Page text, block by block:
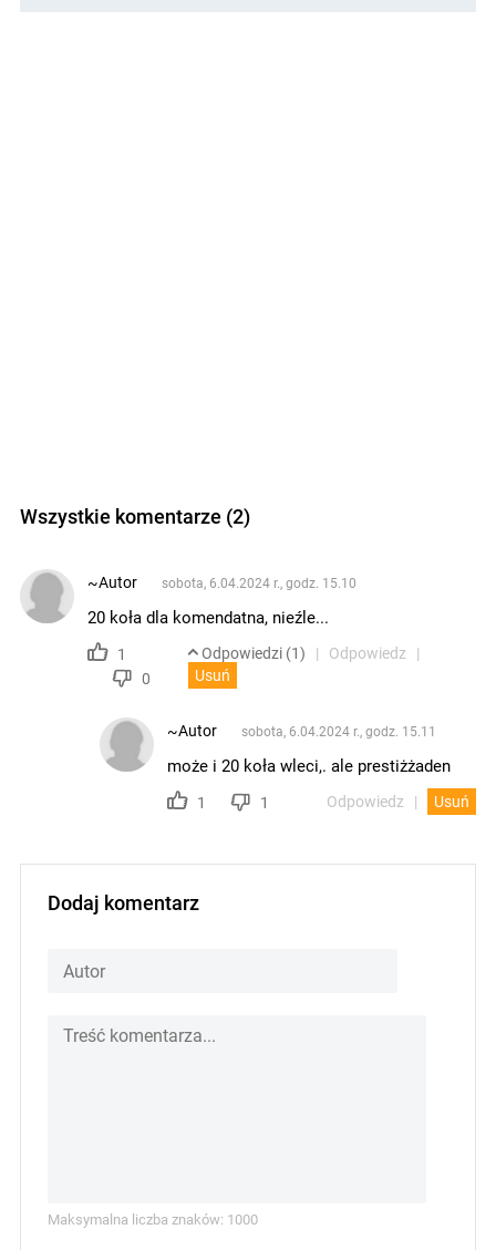
Wszystkie komentarze (2)
~Autor sobota, 6.04.2024 r., godz. 15.10
20 koła dla komendatna, nieźle...
1
0
Odpowiedzi (1)
Odpowiedz
Usuń
~Autor sobota, 6.04.2024 r., godz. 15.11
może i 20 koła wleci,. ale prestiżżaden
1 1 Odpowiedz Usuń
Dodaj komentarz
Maksymalna liczba znaków: 1000